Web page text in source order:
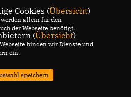
Cookies (Übersicht)
allein für den
der Webseite benötigt.
(Übersicht)
binden wir Dienste und
ein.
speichern